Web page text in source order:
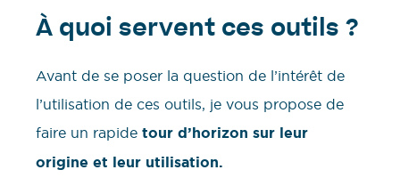
À quoi servent ces outils ?
Avant de se poser la question de l’intérêt de
l’utilisation de ces outils, je vous propose de
faire un rapide tour d’horizon sur leur
origine et leur utilisation.